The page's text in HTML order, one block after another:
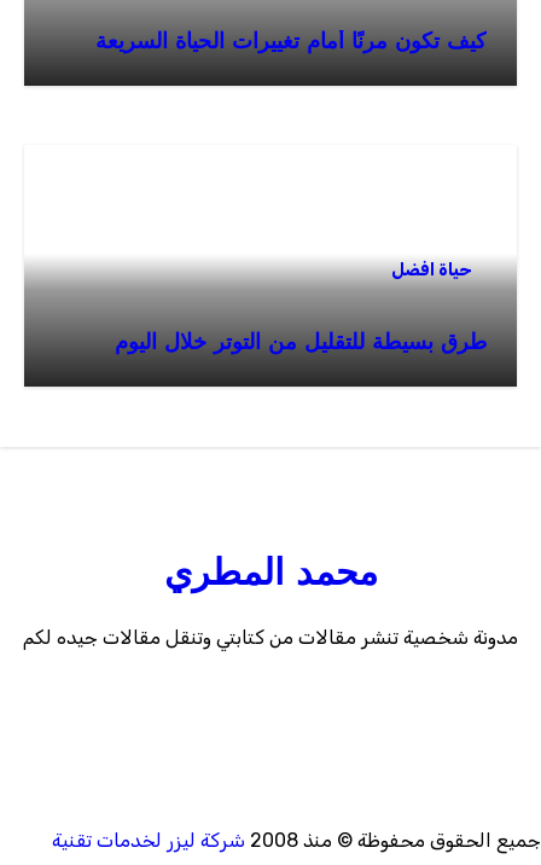
كيف تكون مرنًا أمام تغييرات الحياة السريعة
حياة افضل
طرق بسيطة للتقليل من التوتر خلال اليوم
محمد المطري
مدونة شخصية تنشر مقالات من كتابتي وتنقل مقالات جيده لكم
جميع الحقوق محفوظة © منذ 2008
شركة ليزر لخدمات تقنية